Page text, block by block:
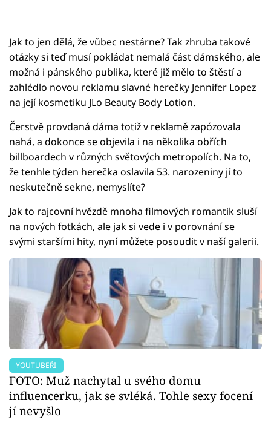
Jak to jen dělá, že vůbec nestárne? Tak zhruba takové
otázky si teď musí pokládat nemalá část dámského, ale
možná i pánského publika, které již mělo to štěstí a
zahlédlo novou reklamu slavné herečky Jennifer Lopez
na její kosmetiku JLo Beauty Body Lotion.
Čerstvě provdaná dáma totiž v reklamě zapózovala
nahá, a dokonce se objevila i na několika obřích
billboardech v různých světových metropolích. Na to,
že tenhle týden herečka oslavila 53. narozeniny jí to
neskutečně sekne, nemyslíte?
Jak to rajcovní hvězdě mnoha filmových romantik sluší
na nových fotkách, ale jak si vede i v porovnání se
svými staršími hity, nyní můžete posoudit v naší galerii.
YOUTUBEŘI
FOTO: Muž nachytal u svého domu
influencerku, jak se svléká. Tohle sexy focení
jí nevyšlo